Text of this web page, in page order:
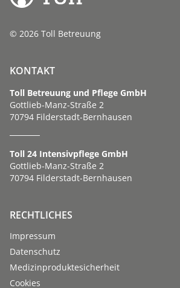
© 2026 Toll Betreuung
KONTAKT
Toll Betreuung und Pflege GmbH
Gottlieb-Manz-Straße 2
70794 Filderstadt-Bernhausen
Toll 24 Intensivpflege GmbH
Gottlieb-Manz-Straße 2
70794 Filderstadt-Bernhausen
RECHTLICHES
Impressum
Datenschutz
Medizinproduktesicherheit
Cookies